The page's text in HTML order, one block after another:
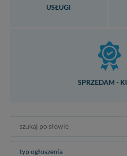
USŁUGI
SPRZEDAM -
typ ogłoszenia